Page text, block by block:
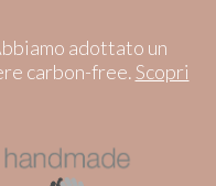
adottato un
carbon-free.Scopri